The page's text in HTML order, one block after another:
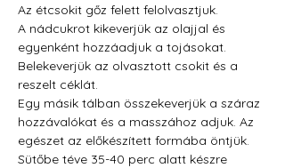
Az étcsokit gőz felett felolvasztjuk.
A nádcukrot kikeverjük az olajjal és
egyenként hozzáadjuk a tojásokat.
Belekeverjük az olvasztott csokit és a
reszelt céklát.
Egy másik tálban összekeverjük a száraz
hozzávalókat és a masszához adjuk. Az
egészet az előkészített formába öntjük.
Sütőbe téve 35-40 perc alatt készre